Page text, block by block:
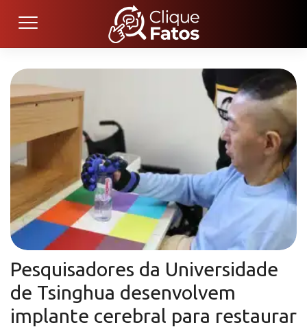
Pesquisadores da Universidade
de Tsinghua desenvolvem
implante cerebral para restaurar